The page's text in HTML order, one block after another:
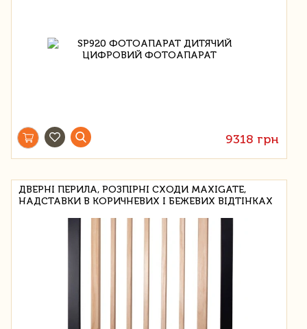
9318 грн
ДВЕРНІ ПЕРИЛА, РОЗПІРНІ СХОДИ MAXIGATE,
НАДСТАВКИ В КОРИЧНЕВИХ І БЕЖЕВИХ ВІДТІНКАХ